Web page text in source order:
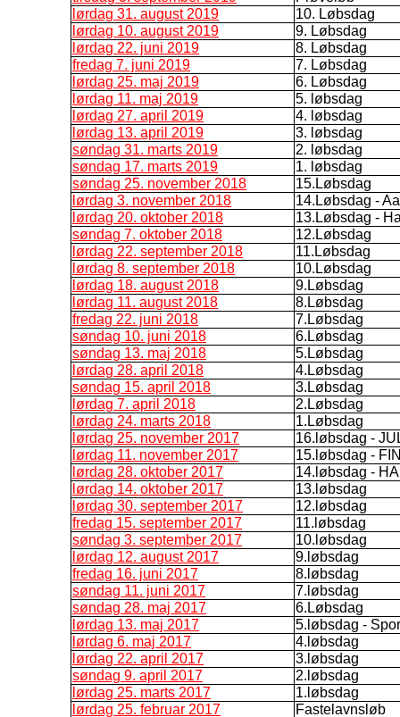
lørdag 31. august 2019
10. Løbsdag
lørdag 10. august 2019
9. Løbsdag
lørdag 22. juni 2019
8. Løbsdag
fredag 7. juni 2019
7. Løbsdag
lørdag 25. maj 2019
6. Løbsdag
lørdag 11. maj 2019
5. løbsdag
lørdag 27. april 2019
4. løbsdag
lørdag 13. april 2019
3. løbsdag
søndag 31. marts 2019
2. løbsdag
søndag 17. marts 2019
1. løbsdag
søndag 25. november 2018
15.Løbsdag
lørdag 3. november 2018
14.Løbsdag -
lørdag 20. oktober 2018
13.Løbsdag -
søndag 7. oktober 2018
12.Løbsdag
lørdag 22. september 2018
11.Løbsdag
lørdag 8. september 2018
10.Løbsdag
lørdag 18. august 2018
9.Løbsdag
lørdag 11. august 2018
8.Løbsdag
fredag 22. juni 2018
7.Løbsdag
søndag 10. juni 2018
6.Løbsdag
søndag 13. maj 2018
5.Løbsdag
lørdag 28. april 2018
4.Løbsdag
søndag 15. april 2018
3.Løbsdag
lørdag 7. april 2018
2.Løbsdag
lørdag 24. marts 2018
1.Løbsdag
lørdag 25. november 2017
16.løbsdag -
lørdag 11. november 2017
15.løbsdag -
lørdag 28. oktober 2017
14.løbsdag -
lørdag 14. oktober 2017
13.løbsdag
lørdag 30. september 2017
12.løbsdag
fredag 15. september 2017
11.løbsdag
søndag 3. september 2017
10.løbsdag
lørdag 12. august 2017
9.løbsdag
fredag 16. juni 2017
8.løbsdag
søndag 11. juni 2017
7.løbsdag
søndag 28. maj 2017
6.Løbsdag
lørdag 13. maj 2017
5.løbsdag -
lørdag 6. maj 2017
4.løbsdag
lørdag 22. april 2017
3.løbsdag
søndag 9. april 2017
2.løbsdag
lørdag 25. marts 2017
1.løbsdag
lørdag 25. februar 2017
Fastelavnsløb